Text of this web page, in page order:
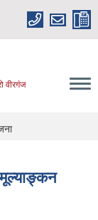
वीरगंज